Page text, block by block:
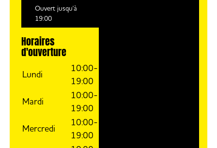
Ouvert jusqu'à
19:00
Horaires
d'ouverture
Lundi
10:00-
19:00
Mardi
10:00-
19:00
Mercredi
10:00-
19:00